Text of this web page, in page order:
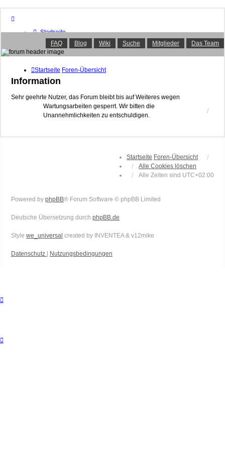
Startseite
Foren-Übersicht
FAQ
Suche
Aktive Themen
Das Team
Anmelden
FAQ Blog Wiki Suche Mitglieder Das Team
Startseite Foren-Übersicht
Information
Sehr geehrte Nutzer, das Forum bleibt bis auf Weiteres wegen
Wartungsarbeiten gesperrt. Wir bitten die
Unannehmlichkeiten zu entschuldigen.
Startseite Foren-Übersicht
Alle Cookies löschen
Alle Zeiten sind UTC+02:00
Powered by phpBB® Forum Software © phpBB Limited
Deutsche Übersetzung durch phpBB.de
Style we_universal created by INVENTEA & v12mike
Datenschutz Nutzungsbedingungen